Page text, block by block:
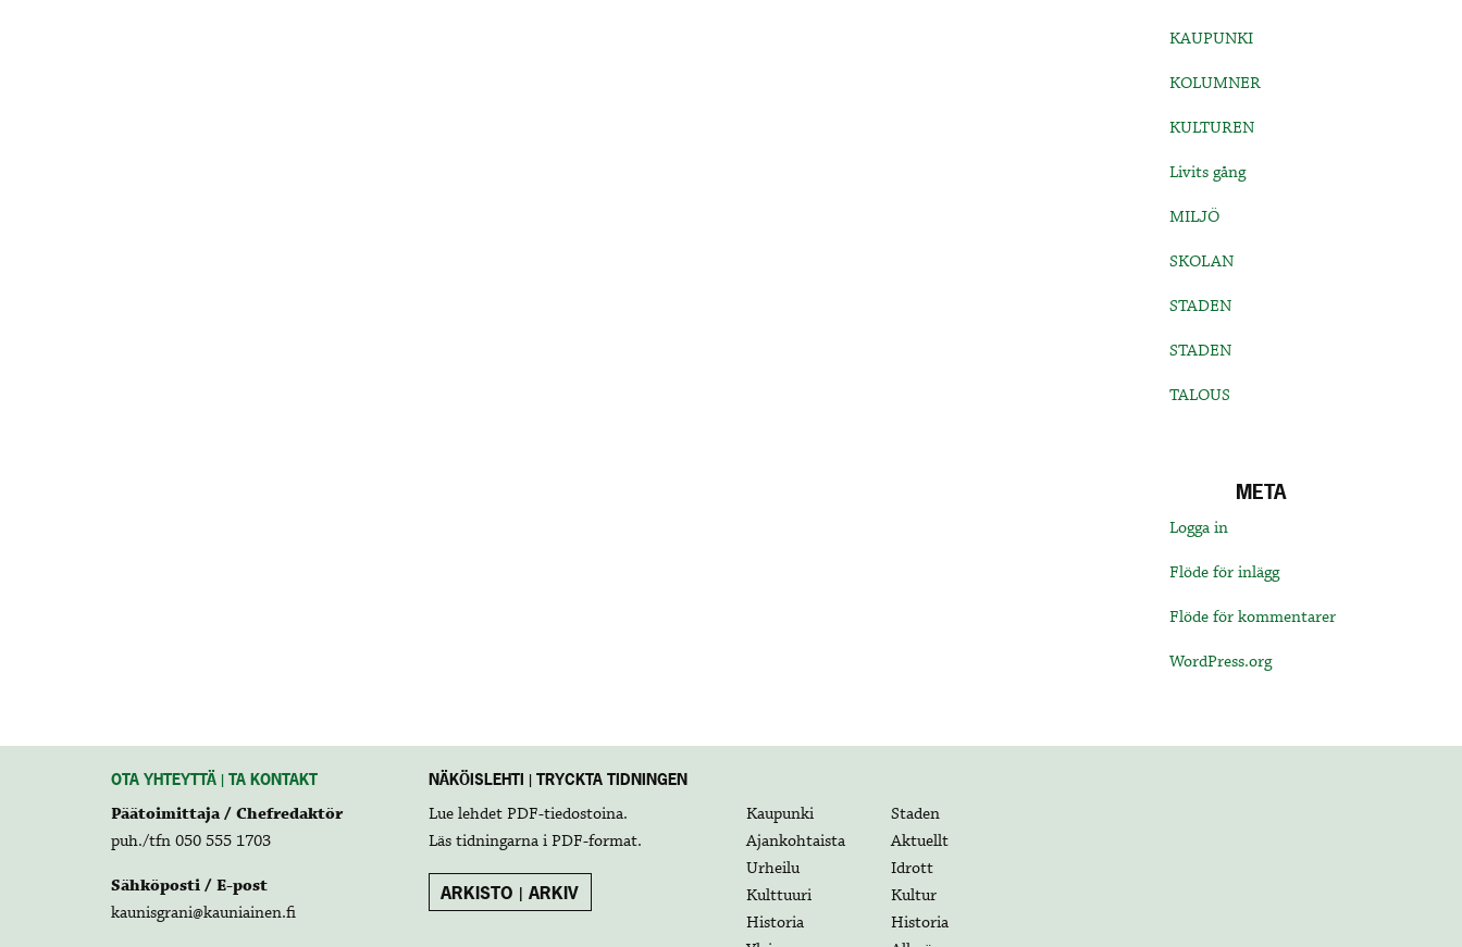
KAUPUNKI
KOLUMNER
KULTUREN
Livits gång
MILJÖ
SKOLAN
STADEN
STADEN
TALOUS
META
Logga in
Flöde för inlägg
Flöde för kommentarer
WordPress.org
OTA YHTEYTTÄ | TA KONTAKT
Päätoimittaja / Chefredaktör
puh./tfn 050 555 1703
Sähköposti / E-post
kaunisgrani@kauniainen.fi
NÄKÖISLEHTI | TRYCKTA TIDNINGEN
Lue lehdet PDF-tiedostoina.
Läs tidningarna i PDF-format.
ARKISTO | ARKIV
Kaupunki
Staden
Ajankohtaista
Aktuellt
Urheilu
Idrott
Kulttuuri
Kultur
Historia
Historia